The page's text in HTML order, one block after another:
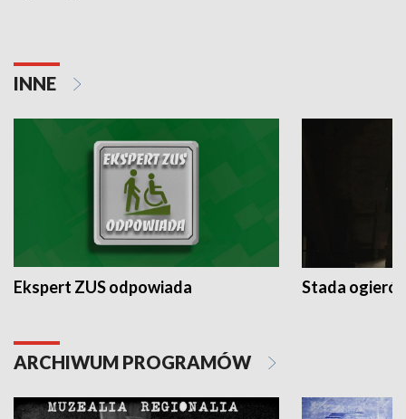
INNE
Ekspert ZUS odpowiada Stada
ARCHIWUM PROGRAMÓW